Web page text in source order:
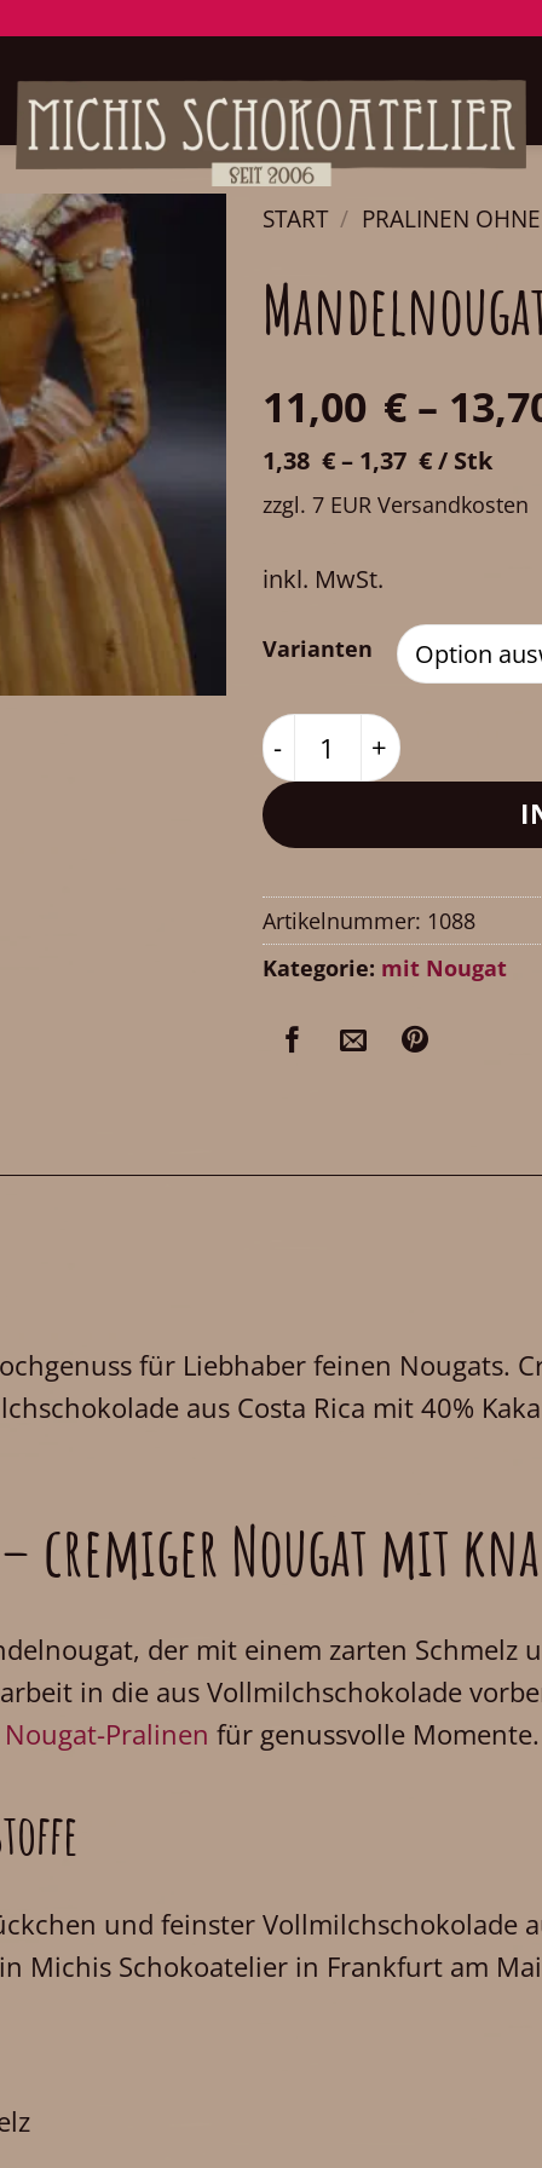
START / PRALINEN
11,00 €–
1,38 €– 1,37 €/ Stk
zzgl. 7 EUR Versandkosten
inkl. MwSt.
Varianten
Mandelnougat mit
Artikelnummer: 1088
Kategorie: mit Nougat
für Liebhaber feinen Nougats.
aus Costa Rica mit 40%
cremiger Nougat mit
der mit einem zarten Schmelz
in die aus Vollmilchschokolade
Nougat-Pralinen für genussvolle Momente.
und feinster Vollmilchschokolade
Michis Schokoatelier in Frankfurt am